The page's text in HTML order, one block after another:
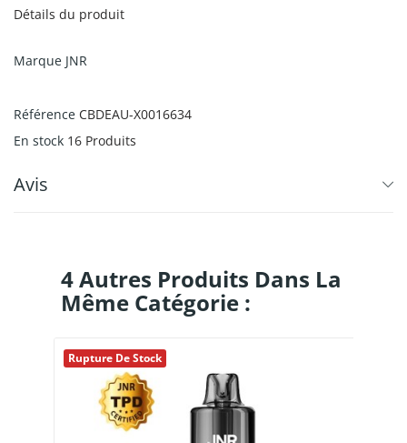
Détails du produit
Marque JNR
Référence CBDEAU-X0016634
En stock 16 Produits
Avis
4 Autres Produits Dans La
Même Catégorie :
Rupture De Stock